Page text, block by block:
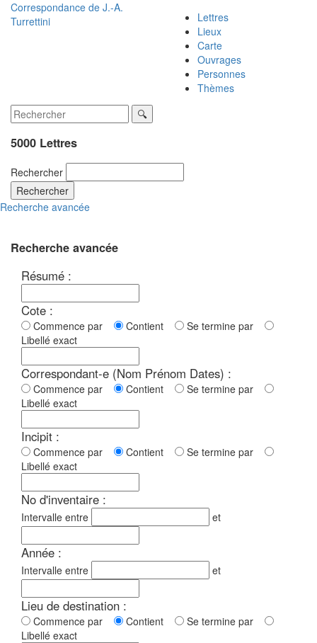
Correspondance de J.-A.
Turrettini
Lettres
Lieux
Carte
Ouvrages
Personnes
Thèmes
5000 Lettres
Rechercher
Rechercher
Recherche avancée
Recherche avancée
Résumé :
Cote :
Commence par Contient
Se termine par
Libellé exact
Correspondant-e (Nom Prénom Dates) :
Commence par Contient
Se termine par
Libellé exact
Incipit :
Commence par Contient
Se termine par
Libellé exact
No d'inventaire :
Intervalle entre et
Année :
Intervalle entre et
Lieu de destination :
Commence par Contient
Se termine par
Libellé exact